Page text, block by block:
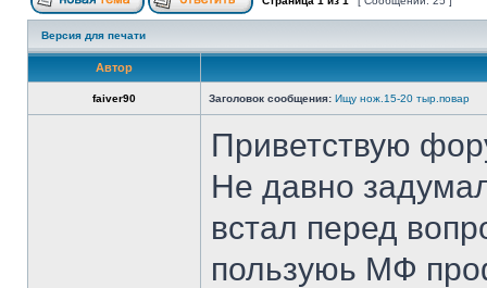
Версия для печати
Автор
faiver90 Заголовок сообщения: Ищу нож.15-20 тыр.повар
Приветствую
Не давно
встал перед
пользуюь МФ